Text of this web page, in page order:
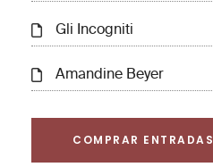
Gli Incogniti
Amandine Beyer
COMPRAR ENTRADAS